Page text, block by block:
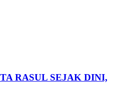
RASUL SEJAK DINI,